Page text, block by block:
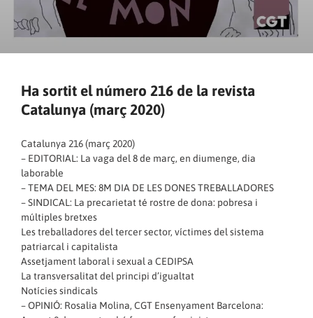
Ha sortit el número 216 de la revista
Catalunya (març 2020)
Catalunya 216 (març 2020)
– EDITORIAL: La vaga del 8 de març, en diumenge, dia
laborable
– TEMA DEL MES: 8M DIA DE LES DONES TREBALLADORES
– SINDICAL: La precarietat té rostre de dona: pobresa i
múltiples bretxes
Les treballadores del tercer sector, víctimes del sistema
patriarcal i capitalista
Assetjament laboral i sexual a CEDIPSA
La transversalitat del principi d’igualtat
Notícies sindicals
– OPINIÓ: Rosalia Molina, CGT Ensenyament Barcelona: